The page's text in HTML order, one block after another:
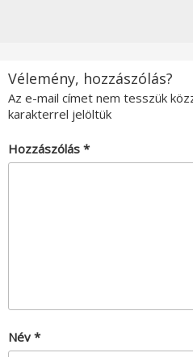
Vélemény, hozzászólás?
Az e-mail címet nem tesszük
karakterrel jelöltük
Hozzászólás *
Név *